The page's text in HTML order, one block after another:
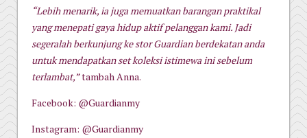
“Lebih menarik, ia juga memuatkan barangan praktikal
yang menepati gaya hidup aktif pelanggan kami. Jadi
segeralah berkunjung ke stor Guardian berdekatan anda
untuk mendapatkan set koleksi istimewa ini sebelum
terlambat,”tambah Anna.
Facebook: @Guardianmy
Instagram: @Guardianmy